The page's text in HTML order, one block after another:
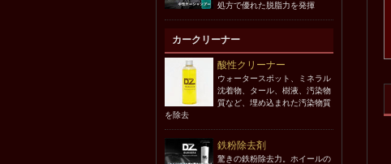
処方で優れた脱脂力を発揮
カークリーナー
酸性クリーナー
ウォータースポット、ミネラル
沈着物、タール、樹液、汚染物
質など、埋め込まれた汚染物質
を除去
鉄粉除去剤
驚きの鉄粉除去力。ホイールの